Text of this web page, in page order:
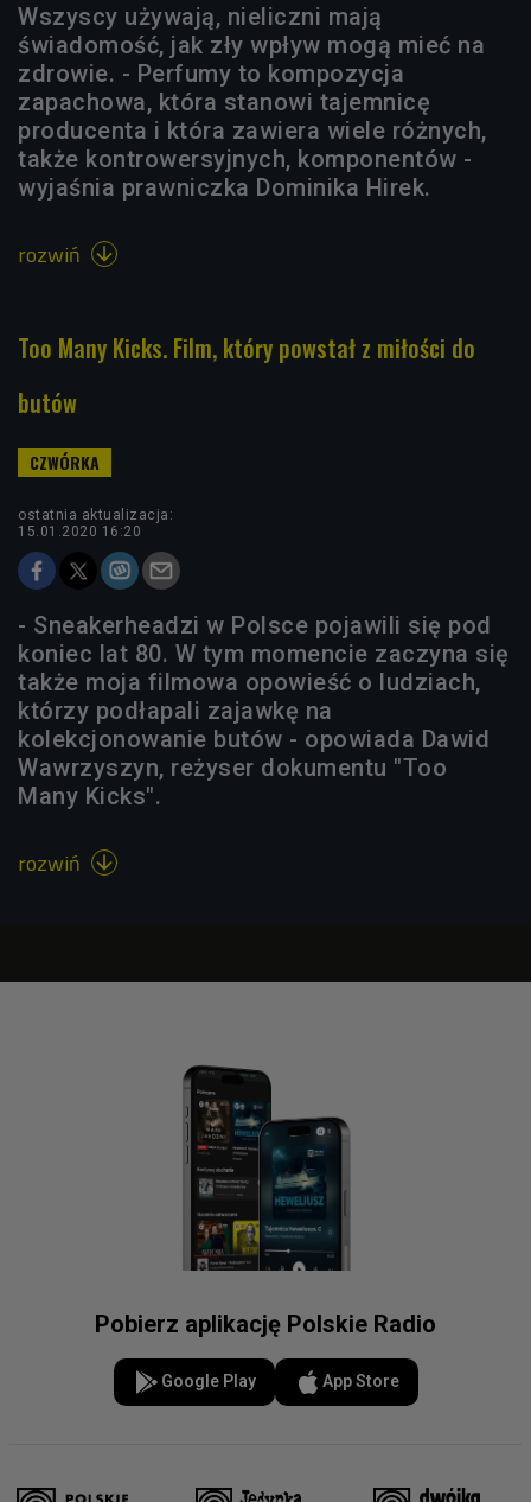
Wszyscy używają, nieliczni mają
świadomość, jak zły wpływ mogą mieć na
zdrowie. - Perfumy to kompozycja
zapachowa, która stanowi tajemnicę
producenta i która zawiera wiele różnych,
także kontrowersyjnych, komponentów -
wyjaśnia prawniczka Dominika Hirek.
rozwiń 
Too Many Kicks. Film, który powstał z miłości do
butów
ostatnia aktualizacja:
15.01.2020 16:20
- Sneakerheadzi w Polsce pojawili się pod
koniec lat 80. W tym momencie zaczyna się
także moja filmowa opowieść o ludziach,
którzy podłapali zajawkę na
kolekcjonowanie butów - opowiada Dawid
Wawrzyszyn, reżyser dokumentu "Too
Many Kicks".
rozwiń 
Pobierz aplikację Polskie Radio
Google Play App Store